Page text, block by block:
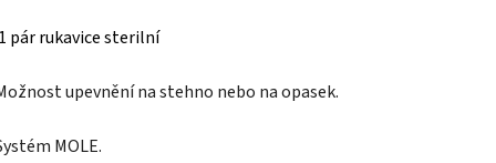
1 pár rukavice sterilní
upevnění na stehno nebo na opasek.
MOLE.